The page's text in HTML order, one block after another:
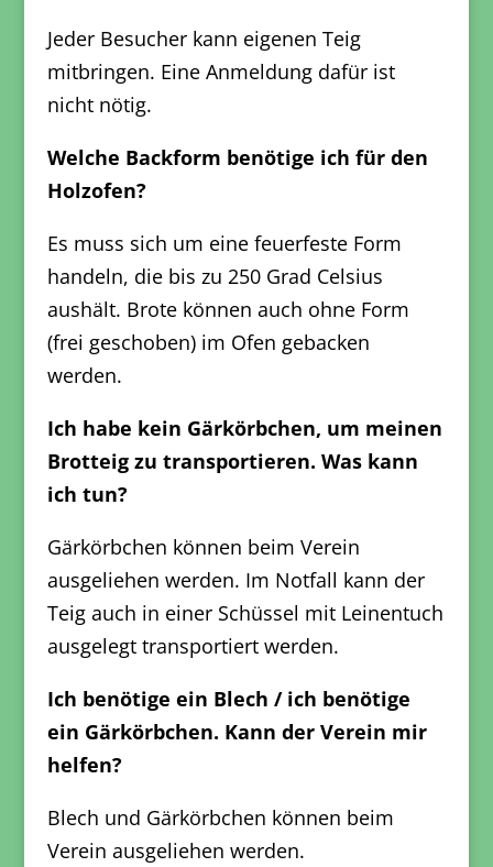
Jeder Besucher kann eigenen Teig
mitbringen. Eine Anmeldung dafür ist
nicht nötig.
Welche Backform benötige ich für den
Holzofen?
Es muss sich um eine feuerfeste Form
handeln, die bis zu 250 Grad Celsius
aushält. Brote können auch ohne Form
(frei geschoben) im Ofen gebacken
werden.
Ich habe kein Gärkörbchen, um meinen
Brotteig zu transportieren. Was kann
ich tun?
Gärkörbchen können beim Verein
ausgeliehen werden. Im Notfall kann der
Teig auch in einer Schüssel mit Leinentuch
ausgelegt transportiert werden.
Ich benötige ein Blech / ich benötige
ein Gärkörbchen. Kann der Verein mir
helfen?
Blech und Gärkörbchen können beim
Verein ausgeliehen werden.